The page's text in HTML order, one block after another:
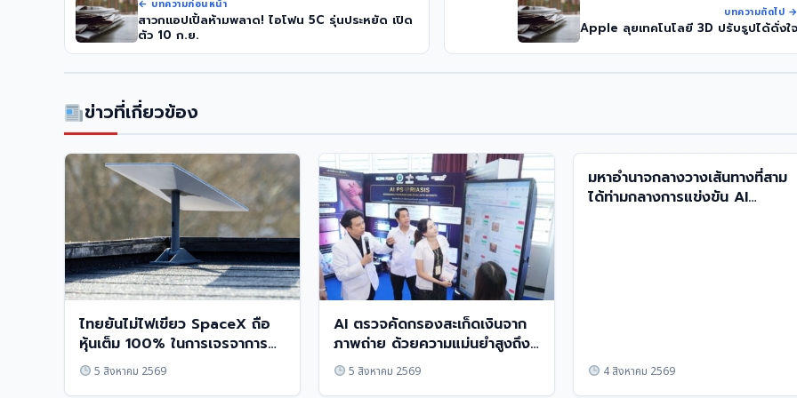
← บทความก่อนหน้า
สาวกแอปเปิ้ลห้ามพลาด! ไอโฟน 5C รุ่นประหยัด เปิด
ตัว 10 ก.ย.
บทความถัดไป →
Apple ลุยเทคโนโลยี 3D ปรับรูปได้ดั่งใจ
ข่าวที่เกี่ยวข้อง
ไทยยันไม่ไฟเขียว SpaceX ถือ
หุ้นเต็ม 100% ในการเจรจาการค้า
สหรัฐฯ
5 สิงหาคม 2569
AI ตรวจคัดกรองสะเก็ดเงินจาก
ภาพถ่าย ด้วยความแม่นยำสูงถึง
95%5 สิงหาคม 2569
มหาอำนาจกลางวางเส้นทางที่สาม
ได้ท่ามกลางการแข่งขัน AI
4 สิงหาคม 2569